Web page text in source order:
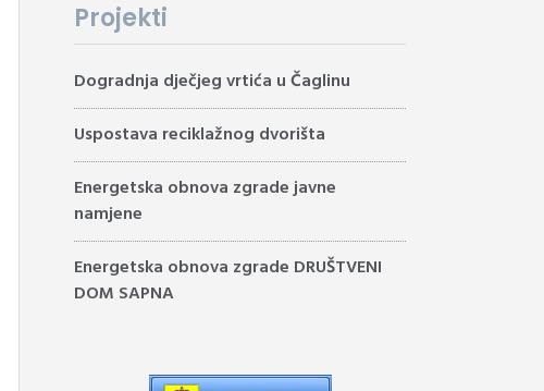
Projekti
Dogradnja dječjeg vrtića u Čaglinu
Uspostava reciklažnog dvorišta
Energetska obnova zgrade javne
namjene
Energetska obnova zgrade DRUŠTVENI
DOM SAPNA